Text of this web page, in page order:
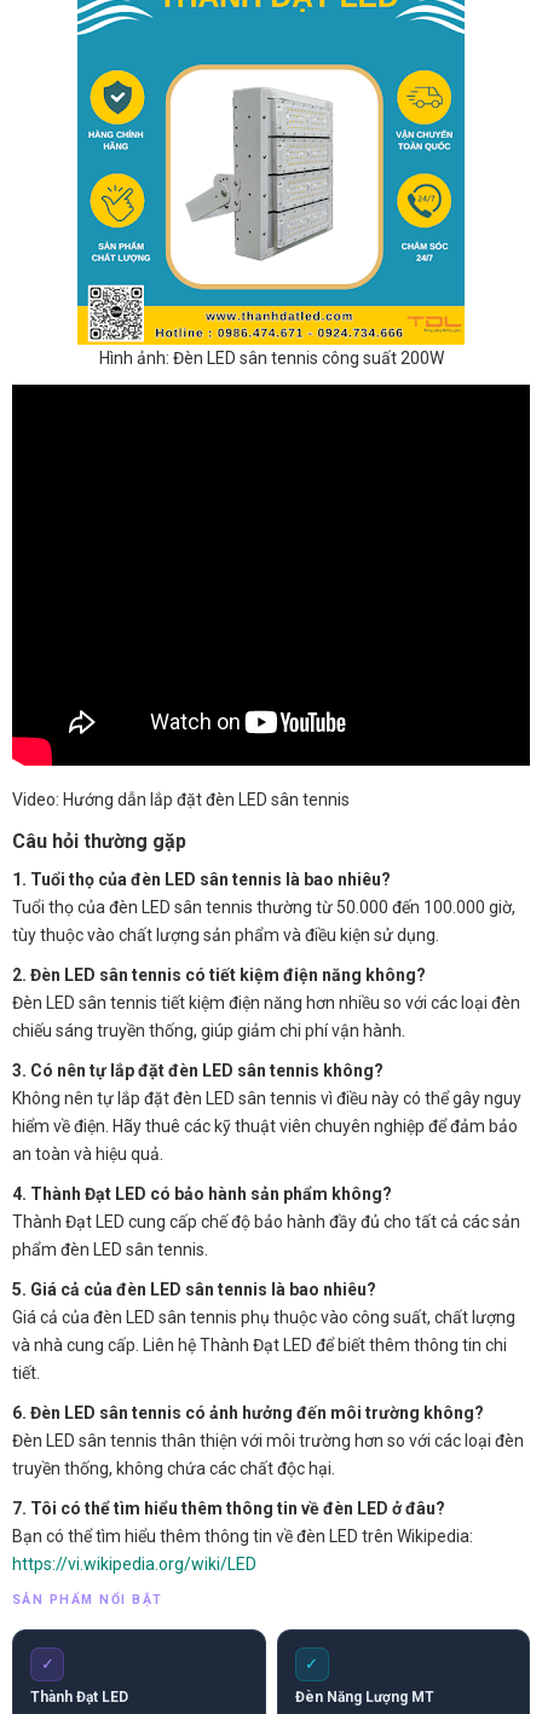
Hình ảnh: Đèn LED sân tennis công suất 200W
Video: Hướng dẫn lắp đặt đèn LED sân tennis
Câu hỏi thường gặp
1. Tuổi thọ của đèn LED sân tennis là bao nhiêu?
Tuổi thọ của đèn LED sân tennis thường từ 50.000 đến 100.000 giờ,
tùy thuộc vào chất lượng sản phẩm và điều kiện sử dụng.
2. Đèn LED sân tennis có tiết kiệm điện năng không?
Đèn LED sân tennis tiết kiệm điện năng hơn nhiều so với các loại đèn
chiếu sáng truyền thống, giúp giảm chi phí vận hành.
3. Có nên tự lắp đặt đèn LED sân tennis không?
Không nên tự lắp đặt đèn LED sân tennis vì điều này có thể gây nguy
hiểm về điện. Hãy thuê các kỹ thuật viên chuyên nghiệp để đảm bảo
an toàn và hiệu quả.
4. Thành Đạt LED có bảo hành sản phẩm không?
Thành Đạt LED cung cấp chế độ bảo hành đầy đủ cho tất cả các sản
phẩm đèn LED sân tennis.
5. Giá cả của đèn LED sân tennis là bao nhiêu?
Giá cả của đèn LED sân tennis phụ thuộc vào công suất, chất lượng
và nhà cung cấp. Liên hệ Thành Đạt LED để biết thêm thông tin chi
tiết.
6. Đèn LED sân tennis có ảnh hưởng đến môi trường không?
Đèn LED sân tennis thân thiện với môi trường hơn so với các loại đèn
truyền thống, không chứa các chất độc hại.
7. Tôi có thể tìm hiểu thêm thông tin về đèn LED ở đâu?
Bạn có thể tìm hiểu thêm thông tin về đèn LED trên Wikipedia:
https://vi.wikipedia.org/wiki/LED
SẢN PHẨM NỔI BẬT
✓
Thành Đạt LED
✓
Đèn Năng Lượng MT